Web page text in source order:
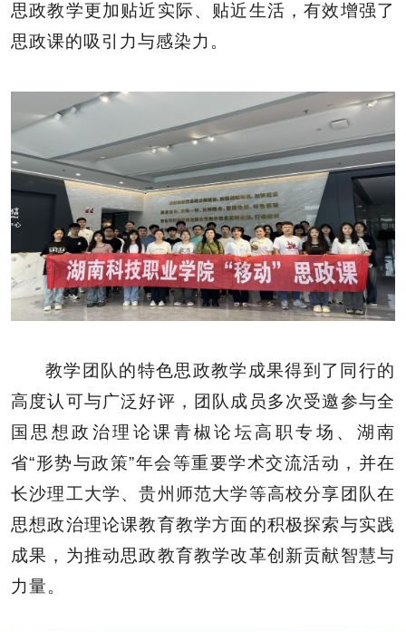
思政教学更加贴近实际、贴近生活，有效增强了
思政课的吸引力与感染力。
教学团队的特色思政教学成果得到了同行的
高度认可与广泛好评，团队成员多次受邀参与全
国思想政治理论课青椒论坛高职专场、湖南
省“形势与政策”年会等重要学术交流活动，并在
长沙理工大学、贵州师范大学等高校分享团队在
思想政治理论课教育教学方面的积极探索与实践
成果，为推动思政教育教学改革创新贡献智慧与
力量。